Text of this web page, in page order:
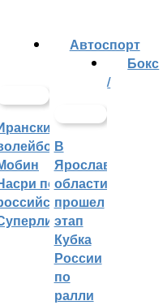
покинет
Автоспорт
В
Ярославской
области
прошел
этап
Кубка
России
по
ралли
Бокс
/